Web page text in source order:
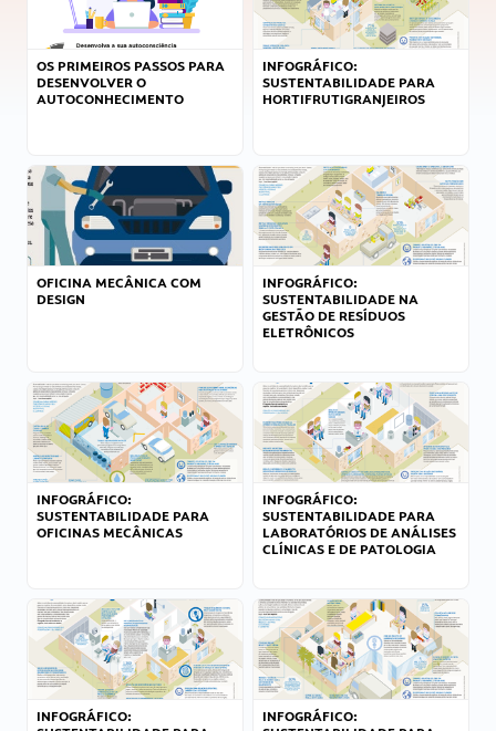
OS PRIMEIROS PASSOS PARA
DESENVOLVER O
AUTOCONHECIMENTO
INFOGRÁFICO:
SUSTENTABILIDADE PARA
HORTIFRUTIGRANJEIROS
OFICINA MECÂNICA COM
DESIGN
INFOGRÁFICO:
SUSTENTABILIDADE NA
GESTÃO DE RESÍDUOS
ELETRÔNICOS
INFOGRÁFICO:
SUSTENTABILIDADE PARA
OFICINAS MECÂNICAS
INFOGRÁFICO:
SUSTENTABILIDADE PARA
LABORATÓRIOS DE ANÁLISES
CLÍNICAS E DE PATOLOGIA
INFOGRÁFICO:
INFOGRÁFICO: